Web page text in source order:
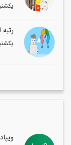
1399/3/11
1398/7/14